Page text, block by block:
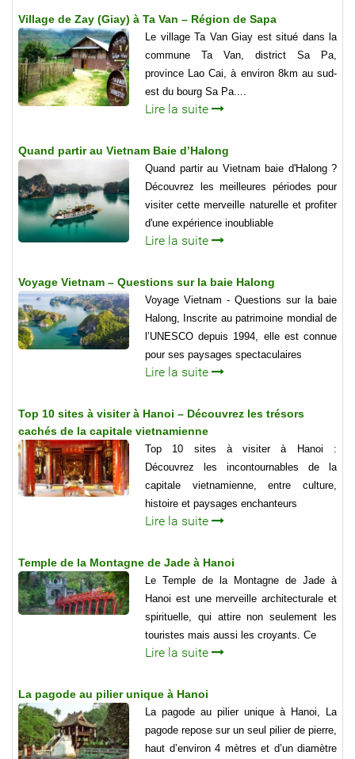
Village de Zay (Giay) à Ta Van – Région de Sapa
Le village Ta Van Giay est situé dans la
commune Ta Van, district Sa Pa,
province Lao Cai, à environ 8km au sud-
est du bourg Sa Pa....
Lire la suite
Quand partir au Vietnam Baie d’Halong
Quand partir au Vietnam baie d'Halong ?
Découvrez les meilleures périodes pour
visiter cette merveille naturelle et profiter
d'une expérience inoubliable
Lire la suite
Voyage Vietnam – Questions sur la baie Halong
Voyage Vietnam - Questions sur la baie
Halong, Inscrite au patrimoine mondial de
l’UNESCO depuis 1994, elle est connue
pour ses paysages spectaculaires
Lire la suite
Top 10 sites à visiter à Hanoi – Découvrez les trésors
cachés de la capitale vietnamienne
Top 10 sites à visiter à Hanoi :
Découvrez les incontournables de la
capitale vietnamienne, entre culture,
histoire et paysages enchanteurs
Lire la suite
Temple de la Montagne de Jade à Hanoi
Le Temple de la Montagne de Jade à
Hanoi est une merveille architecturale et
spirituelle, qui attire non seulement les
touristes mais aussi les croyants. Ce
Lire la suite
La pagode au pilier unique à Hanoi
La pagode au pilier unique à Hanoi, La
pagode repose sur un seul pilier de pierre,
haut d’environ 4 mètres et d’un diamètre